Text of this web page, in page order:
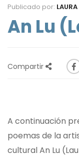
Publicado por:
An Lu
Compartir
A continuación
poemas de la
cultural An Lu